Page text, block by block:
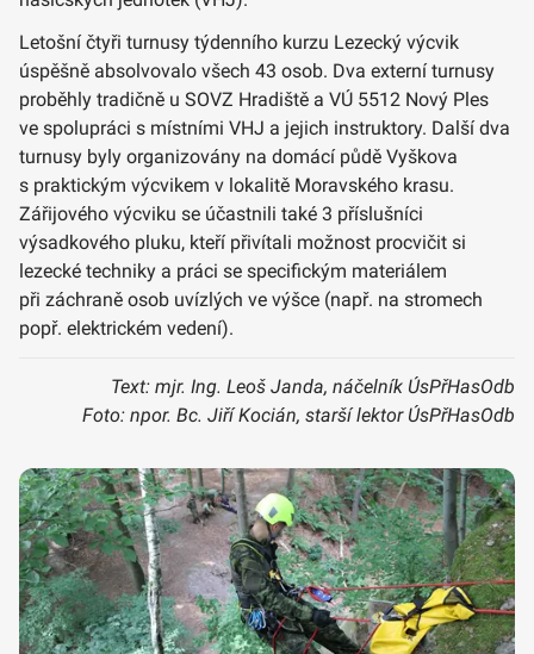
Letošní čtyři turnusy týdenního kurzu Lezecký výcvik
úspěšně absolvovalo všech 43 osob. Dva externí turnusy
proběhly tradičně u SOVZ Hradiště a VÚ 5512 Nový Ples
ve spolupráci s místními VHJ a jejich instruktory. Další dva
turnusy byly organizovány na domácí půdě Vyškova
s praktickým výcvikem v lokalitě Moravského krasu.
Zářijového výcviku se účastnili také 3 příslušníci
výsadkového pluku, kteří přivítali možnost procvičit si
lezecké techniky a práci se specifickým materiálem
při záchraně osob uvízlých ve výšce (např. na stromech
popř. elektrickém vedení).
Text: mjr. Ing. Leoš Janda, náčelník ÚsPřHasOdb
Foto: npor. Bc. Jiří Kocián, starší lektor ÚsPřHasOdb